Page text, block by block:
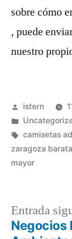
sobre cómo
, puede
nuestro
Publicado
por
istern
Publicado
en
Etiquetas:
camisetas
zaragoza
mayor
Entrada
Negocios